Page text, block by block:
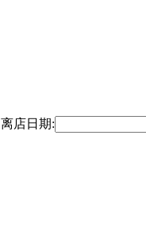
离店日期: